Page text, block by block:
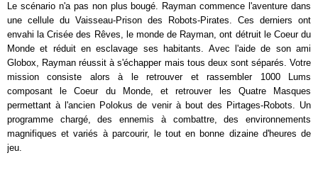
Le scénario n'a pas non plus bougé. Rayman commence l'aventure dans
une cellule du Vaisseau-Prison des Robots-Pirates. Ces derniers ont
envahi la Crisée des Rêves, le monde de Rayman, ont détruit le Coeur du
Monde et réduit en esclavage ses habitants. Avec l'aide de son ami
Globox, Rayman réussit à s'échapper mais tous deux sont séparés. Votre
mission consiste alors à le retrouver et rassembler 1000 Lums
composant le Coeur du Monde, et retrouver les Quatre Masques
permettant à l'ancien Polokus de venir à bout des Pirtages-Robots. Un
programme chargé, des ennemis à combattre, des environnements
magnifiques et variés à parcourir, le tout en bonne dizaine d'heures de
jeu.